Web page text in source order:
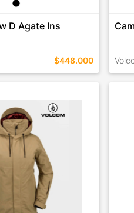
D Agate Ins
$448.000